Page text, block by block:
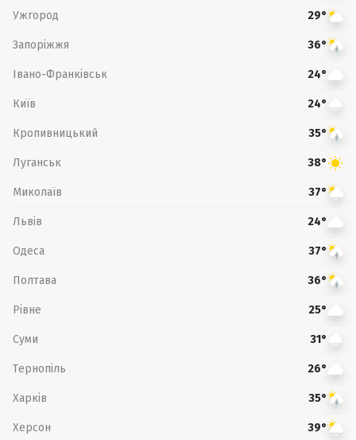
Ужгород 29°
Запоріжжя 36°
Івано-Франківськ 24°
Київ 24°
Кропивницький 35°
Луганськ 38°
Миколаїв 37°
Львів 24°
Одеса 37°
Полтава 36°
Рівне 25°
Суми 31°
Тернопіль 26°
Харків 35°
Херсон 39°